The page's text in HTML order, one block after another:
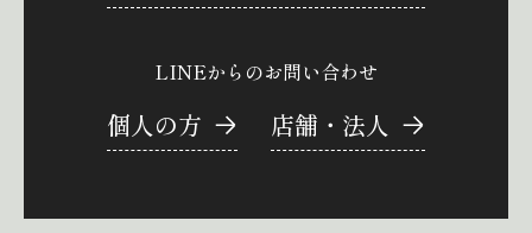
LINEからのお問い合わせ
個人の方 店舗・法人